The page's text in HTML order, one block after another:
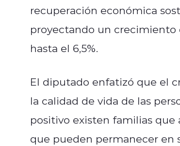
recuperación económica
proyectando un crecimiento
hasta el 6,5%.
El diputado enfatizó que el
la calidad de vida de las
positivo existen familias que
que pueden permanecer en